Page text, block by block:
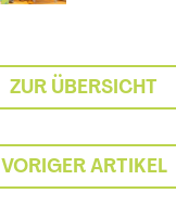
ZUR ÜBERSICHT
VORIGER ARTIKEL